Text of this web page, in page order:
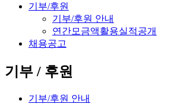
기부/후원
기부/후원 안내
연간모금액활용실적공개
채용공고
기부 / 후원
기부/후원 안내